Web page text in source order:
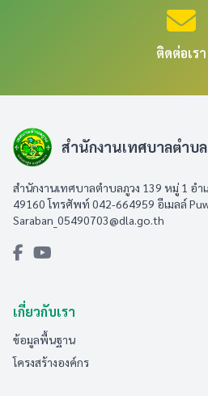
ติดต่อเรา
สำนักงานเทศบาลตำบ
สำนักงานเทศบาลตำบลภูวง 139 หมู่ 1 อำ
49160 โทรศัพท์ 042-664959 อีเมลล์
Saraban_05490703@dla.go.th
เกี่ยวกับเรา
ข้อมูลพื้นฐาน
โครงสร้างองค์กร